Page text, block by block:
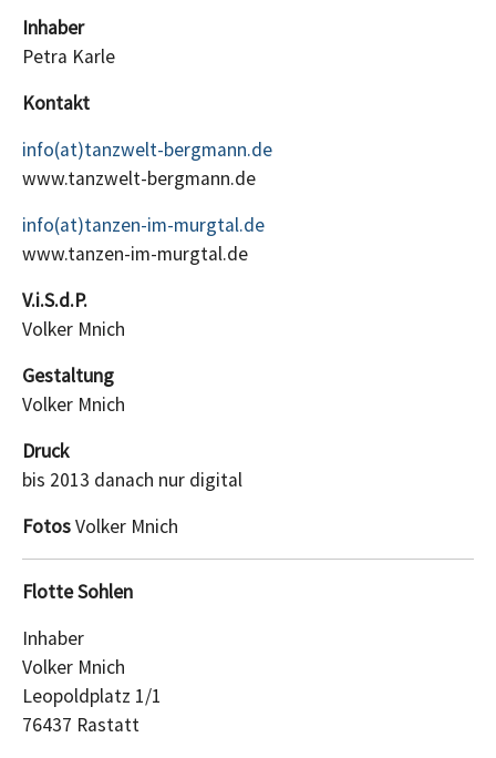
Inhaber
Petra Karle
Kontakt
info(at)tanzwelt-bergmann.de
www.tanzwelt-bergmann.de
info(at)tanzen-im-murgtal.de
www.tanzen-im-murgtal.de
V.i.S.d.P.
Volker Mnich
Gestaltung
Volker Mnich
Druck
bis 2013 danach nur digital
FotosVolker Mnich
Flotte Sohlen
Inhaber
Volker Mnich
Leopoldplatz 1/1
76437 Rastatt